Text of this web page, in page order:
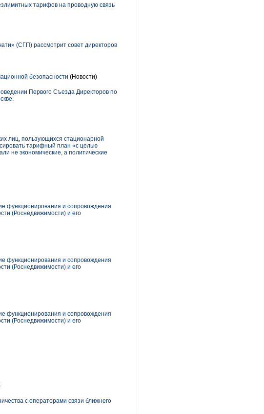
тарифов на проводную связь
(СГП) рассмотрит совет директоров
безопасности (Новости)
Первого Съезда Директоров по
лиц, пользующихся стационарной
тарифный план «с целью
не экономические, а политические
функционирования и сопровождения
(Роснедвижимости) и его
функционирования и сопровождения
(Роснедвижимости) и его
функционирования и сопровождения
(Роснедвижимости) и его
с операторами связи ближнего